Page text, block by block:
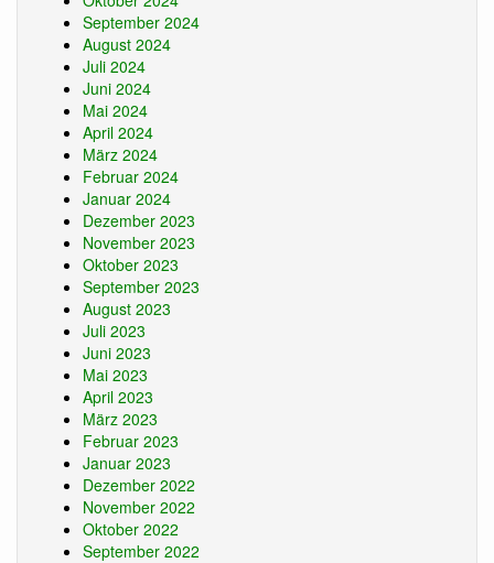
September 2024
August 2024
Juli 2024
Juni 2024
Mai 2024
April 2024
März 2024
Februar 2024
Januar 2024
Dezember 2023
November 2023
Oktober 2023
September 2023
August 2023
Juli 2023
Juni 2023
Mai 2023
April 2023
März 2023
Februar 2023
Januar 2023
Dezember 2022
November 2022
Oktober 2022
September 2022